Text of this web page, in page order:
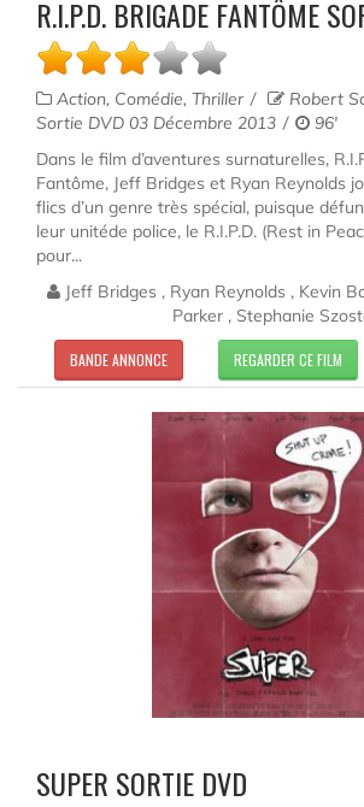
R.I.P.D. BRIGADE FANTÔME
Action, Comédie, Thriller
Robert
Sortie DVD 03 Décembre 2013
96'
Dans le film d’aventures surnaturelles,
Fantôme, Jeff Bridges et Ryan Reynolds
flics d’un genre très spécial, puisque
leur unitéde police, le R.I.P.D. (Rest in
pour...
Jeff Bridges , Ryan Reynolds , Kevin
Parker , Stephanie
BANDE ANNONCE REGARDER CE FILM
SUPER SORTIE DVD